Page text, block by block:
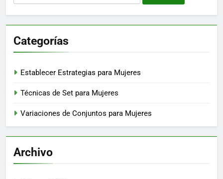
for:
Categorías
Establecer Estrategias para Mujeres
Técnicas de Set para Mujeres
Variaciones de Conjuntos para Mujeres
Archivo